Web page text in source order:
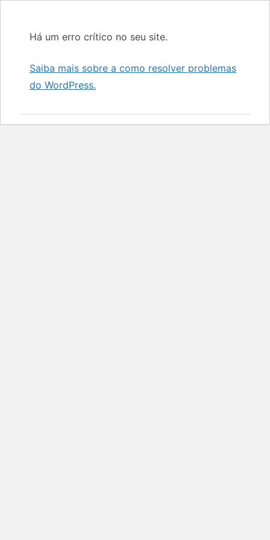
Há um erro crítico no seu site.
Saiba mais sobre a como resolver problemas
do WordPress.